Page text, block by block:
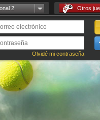
2 Otros
Olvidé mi contraseña